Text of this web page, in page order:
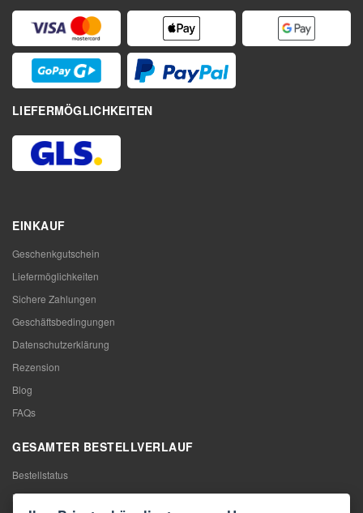
LIEFERMÖGLICHKEITEN
EINKAUF
Geschenkgutschein
Liefermöglichkeiten
Sichere Zahlungen
Geschäftsbedingungen
Datenschutzerklärung
Rezension
Blog
FAQs
GESAMTER BESTELLVERLAUF
Bestellstatus
Meine Bestellung